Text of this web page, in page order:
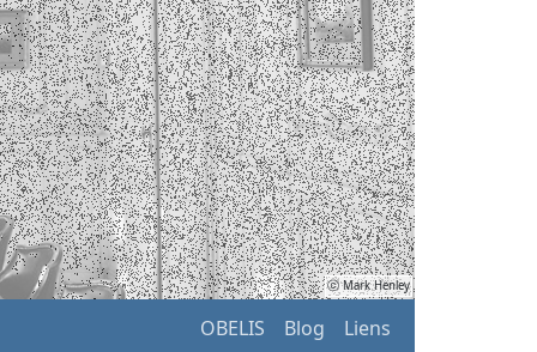
ⓒ Mark Henley
OBELIS Blog Liens